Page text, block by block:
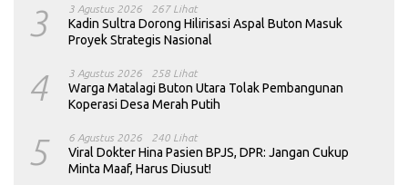
3 3 Agustus 2026 267 Lihat
Kadin Sultra Dorong Hilirisasi Aspal Buton Masuk
Proyek Strategis Nasional
4 3 Agustus 2026 258 Lihat
Warga Matalagi Buton Utara Tolak Pembangunan
Koperasi Desa Merah Putih
5 6 Agustus 2026 240 Lihat
Viral Dokter Hina Pasien BPJS, DPR: Jangan Cukup
Minta Maaf, Harus Diusut!